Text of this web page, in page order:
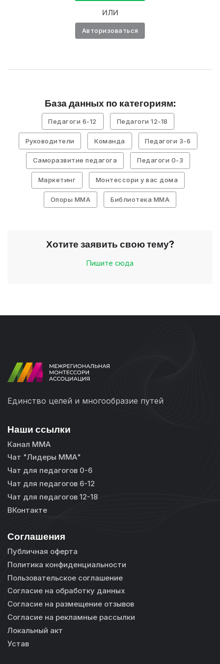
или
Авторизоваться
База данных по категориям:
Педагоги 6-12 Педагоги 12-18
Руководители Команда Педагоги 3-6
Саморазвитие педагога Педагоги 0-3
Маркетинг Монтессори у вас дома
Опоры ММА Библиотека ММА
Хотите заявить свою тему?
Пишите сюда
Единство целей и многообразие путей
Наши ссылки
Канал ММА
Чат "Лидеры ММА"
Чат для педагогов 0-6
Чат для педагогов 6-12
Чат для педагогов 12-18
ВКонтакте
Соглашения
Публичная оферта
Политика конфиденциальности
Пользовательское соглашение
Согласие на обработку данных
Согласие на размещение отзывов
Согласие на рекламные рассылки
Локальный акт
Устав